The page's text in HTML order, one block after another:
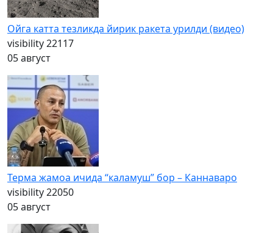
Ойга катта тезликда йирик ракета урилди (видео)
visibility22117
05 август
Терма жамоа ичида “каламуш” бор – Каннаваро
visibility22050
05 август